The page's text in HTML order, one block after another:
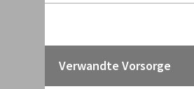
Verwandte Vorsorge